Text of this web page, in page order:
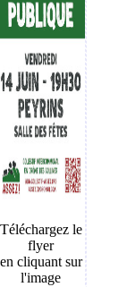
Téléchargez le
flyer
en cliquant sur
l'image